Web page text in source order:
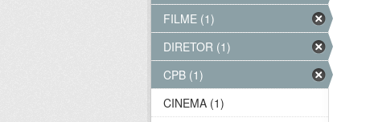
FILME (1)
DIRETOR (1)
CPB (1)
CINEMA (1)